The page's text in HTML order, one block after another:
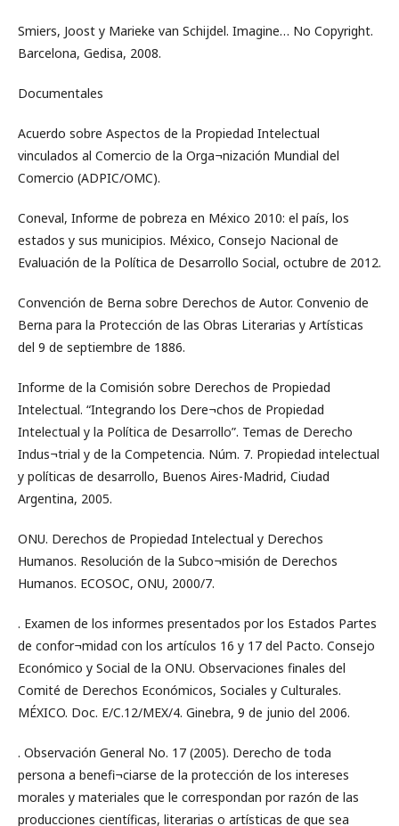
Smiers, Joost y Marieke van Schijdel. Imagine… No Copyright.
Barcelona, Gedisa, 2008.
Documentales
Acuerdo sobre Aspectos de la Propiedad Intelectual
vinculados al Comercio de la Orga¬nización Mundial del
Comercio (ADPIC/OMC).
Coneval, Informe de pobreza en México 2010: el país, los
estados y sus municipios. México, Consejo Nacional de
Evaluación de la Política de Desarrollo Social, octubre de 2012.
Convención de Berna sobre Derechos de Autor. Convenio de
Berna para la Protección de las Obras Literarias y Artísticas
del 9 de septiembre de 1886.
Informe de la Comisión sobre Derechos de Propiedad
Intelectual. “Integrando los Dere¬chos de Propiedad
Intelectual y la Política de Desarrollo”. Temas de Derecho
Indus¬trial y de la Competencia. Núm. 7. Propiedad intelectual
y políticas de desarrollo, Buenos Aires-Madrid, Ciudad
Argentina, 2005.
ONU. Derechos de Propiedad Intelectual y Derechos
Humanos. Resolución de la Subco¬misión de Derechos
Humanos. ECOSOC, ONU, 2000/7.
. Examen de los informes presentados por los Estados Partes
de confor¬midad con los artículos 16 y 17 del Pacto. Consejo
Económico y Social de la ONU. Observaciones finales del
Comité de Derechos Económicos, Sociales y Culturales.
MÉXICO. Doc. E/C.12/MEX/4. Ginebra, 9 de junio del 2006.
. Observación General No. 17 (2005). Derecho de toda
persona a benefi¬ciarse de la protección de los intereses
morales y materiales que le correspondan por razón de las
producciones científicas, literarias o artísticas de que sea